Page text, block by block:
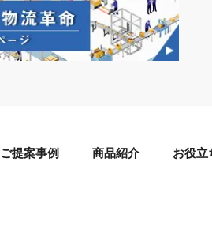
ご提案事例 商品紹介 お役立